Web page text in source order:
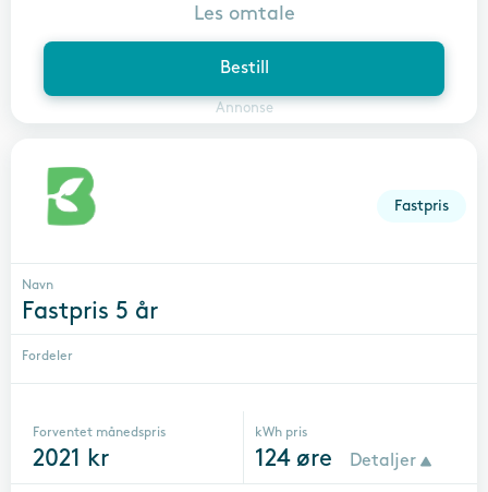
Bestill
Annonse
Les omtale
Fastpris
Navn
Fastpris 5 år
Fordeler
Forventet månedspris
2021 kr
kWh pris
124øre Detaljer